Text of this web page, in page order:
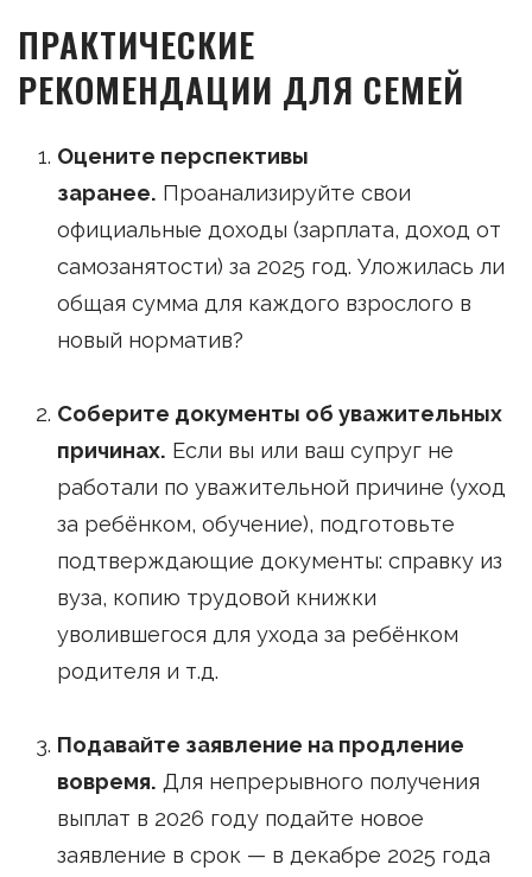
ПРАКТИЧЕСКИЕ
РЕКОМЕНДАЦИИ ДЛЯ СЕМЕЙ
Оцените перспективы
заранее. Проанализируйте свои
официальные доходы (зарплата, доход от
самозанятости) за 2025 год. Уложилась ли
общая сумма для каждого взрослого в
новый норматив?
Соберите документы об уважительных
причинах. Если вы или ваш супруг не
работали по уважительной причине (уход
за ребёнком, обучение), подготовьте
подтверждающие документы: справку из
вуза, копию трудовой книжки
уволившегося для ухода за ребёнком
родителя и т.д.
Подавайте заявление на продление
вовремя. Для непрерывного получения
выплат в 2026 году подайте новое
заявление в срок — в декабре 2025 года